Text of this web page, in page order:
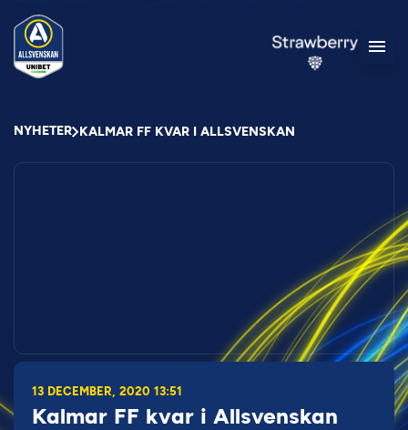
NYHETER KALMAR FF KVAR I ALLSVENSKAN
13 DECEMBER, 2020 13:51
Kalmar FF kvar i Allsvenskan